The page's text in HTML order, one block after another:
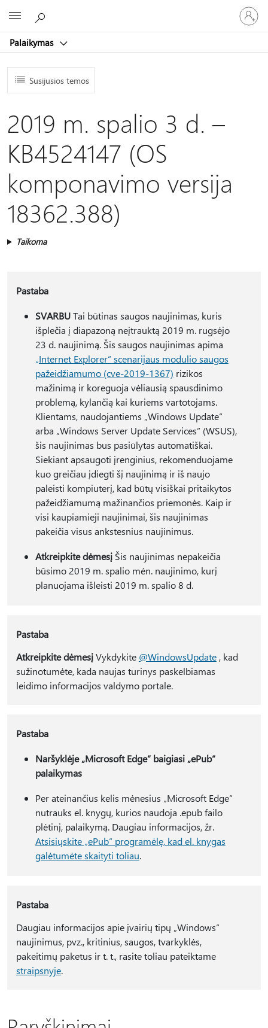
Palaikymas
prie
paskyros
Susijusios temos
2019 m. spalio 3 d. –
KB4524147 (OS
komponavimo versija
18362.388)
Taikoma
Pastaba
SVARBUTai būtinas saugos naujinimas, kuris
išplečia į diapazoną neįtrauktą 2019 m. rugsėjo
23 d. naujinimą. Šis saugos naujinimas apima
„Internet Explorer“ scenarijaus modulio saugos
pažeidžiamumo (cve-2019-1367) rizikos
mažinimą ir koreguoja vėliausią spausdinimo
problemą, kylančią kai kuriems vartotojams.
Klientams, naudojantiems „Windows Update“
arba „Windows Server Update Services“ (WSUS),
šis naujinimas bus pasiūlytas automatiškai.
Siekiant apsaugoti įrenginius, rekomenduojame
kuo greičiau įdiegti šį naujinimą ir iš naujo
paleisti kompiuterį, kad būtų visiškai pritaikytos
pažeidžiamumą mažinančios priemonės. Kaip ir
visi kaupiamieji naujinimai, šis naujinimas
pakeičia visus ankstesnius naujinimus.
Atkreipkite dėmesįŠis naujinimas nepakeičia
būsimo 2019 m. spalio mėn. naujinimo, kurį
planuojama išleisti 2019 m. spalio 8 d.
Pastaba
Atkreipkite dėmesįVykdykite @WindowsUpdate, kad
sužinotumėte, kada naujas turinys paskelbiamas
leidimo informacijos valdymo portale.
Pastaba
Naršyklėje „Microsoft Edge“ baigiasi „ePub“
palaikymas
Per ateinančius kelis mėnesius „Microsoft Edge“
nutrauks el. knygų, kurios naudoja .epub failo
plėtinį, palaikymą. Daugiau informacijos, žr.
Atsisiųskite „ePub“ programėlę, kad el. knygas
galėtumėte skaityti toliau.
Pastaba
Daugiau informacijos apie įvairių tipų „Windows“
naujinimus, pvz., kritinius, saugos, tvarkyklės,
pakeitimų paketus ir t. t., rasite toliau pateiktame
straipsnyje.